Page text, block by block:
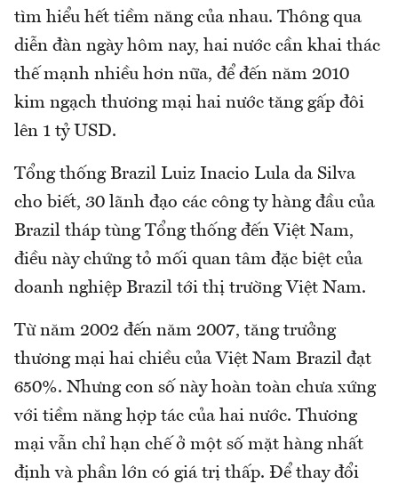
tìm hiểu hết tiềm năng của nhau. Thông qua
diễn đàn ngày hôm nay, hai nước cần khai thác
thế mạnh nhiều hơn nữa, để đến năm 2010
kim ngạch thương mại hai nước tăng gấp đôi
lên 1 tỷ USD.
Tổng thống Brazil Luiz Inacio Lula da Silva
cho biết, 30 lãnh đạo các công ty hàng đầu của
Brazil tháp tùng Tổng thống đến Việt Nam,
điều này chứng tỏ mối quan tâm đặc biệt của
doanh nghiệp Brazil tới thị trường Việt Nam.
Từ năm 2002 đến năm 2007, tăng trưởng
thương mại hai chiều của Việt Nam Brazil đạt
650%. Nhưng con số này hoàn toàn chưa xứng
với tiềm năng hợp tác của hai nước. Thương
mại vẫn chỉ hạn chế ở một số mặt hàng nhất
định và phần lớn có giá trị thấp. Để thay đổi